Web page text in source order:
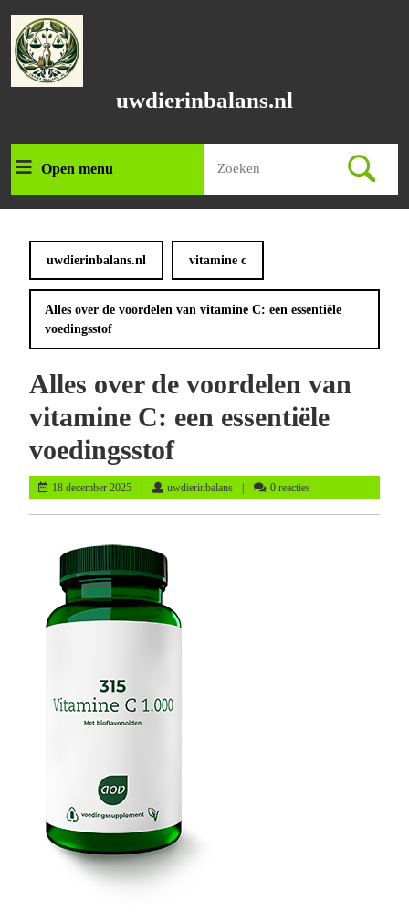
naar
inhoud
uwdierinbalans.nl
Open menuOpen
menu
naar:
uwdierinbalans.nl vitamine c
Alles over de voordelen van vitamine C: een essentiële
voedingsstof
Alles over de voordelen van
vitamine C: een essentiële
voedingsstof
18 december 202518
december
uwdierinbalansuwdierinbalans
0 reacties